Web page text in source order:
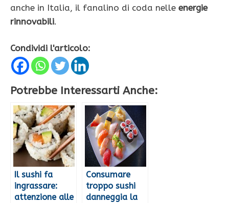
anche in Italia, il fanalino di coda nelle energie
rinnovabili.
Condividi l'articolo:
Potrebbe Interessarti Anche:
Il sushi fa
ingrassare:
attenzione alle
Consumare
troppo sushi
danneggia la